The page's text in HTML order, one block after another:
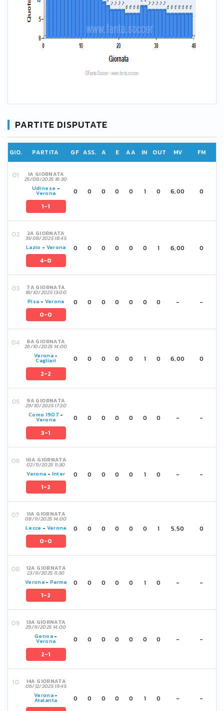
PARTITE DISPUTATE
GIO. PARTITA GF ASS. A E AA IN OUT MV FM
1A GIORNATA
25/08/2025 16:30
Udinese -
Verona
1-1
0 0 0 0 0 1 0 6,00 0
2A GIORNATA
31/08/2025 18:45
Lazio - Verona
4-0
0 0 0 0 0 0 1 6,00 0
7A GIORNATA
18/10/2025 13:00
Pisa - Verona
0-0
0 0 0 0 0 0 0 - -
8A GIORNATA
26/10/2025 14:00
Verona -
Cagliari
2-2
0 0 0 0 0 1 0 6,00 0
9A GIORNATA
29/10/2025 17:30
Como 1907 -
Verona
3-1
0 0 0 0 0 0 0 - -
10A GIORNATA
02/11/2025 11:30
Verona - Inter
1-2
0 0 0 0 0 1 0 - -
11A GIORNATA
08/11/2025 14:00
Lecce - Verona
0-0
0 0 0 0 0 0 1 5,50 0
12A GIORNATA
23/11/2025 11:30
Verona -Parma
1-2
0 0 0 0 0 1 0 - -
13A GIORNATA
29/11/2025 14:00
Genoa-
Verona
2-1
0 0 0 0 0 0 0 - -
14A GIORNATA
06/12/2025 19:45
Verona -
Atalanta 0 0 0 0 0 1 0 - -